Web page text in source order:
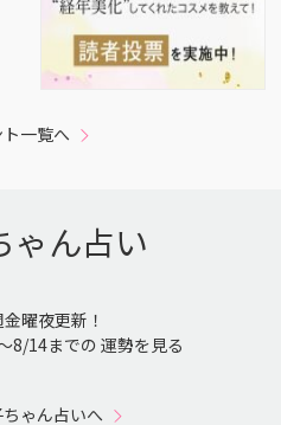
一覧へ
ゃん占い
曜夜更新！
8/14までの 運勢を見る
ゃん占いへ